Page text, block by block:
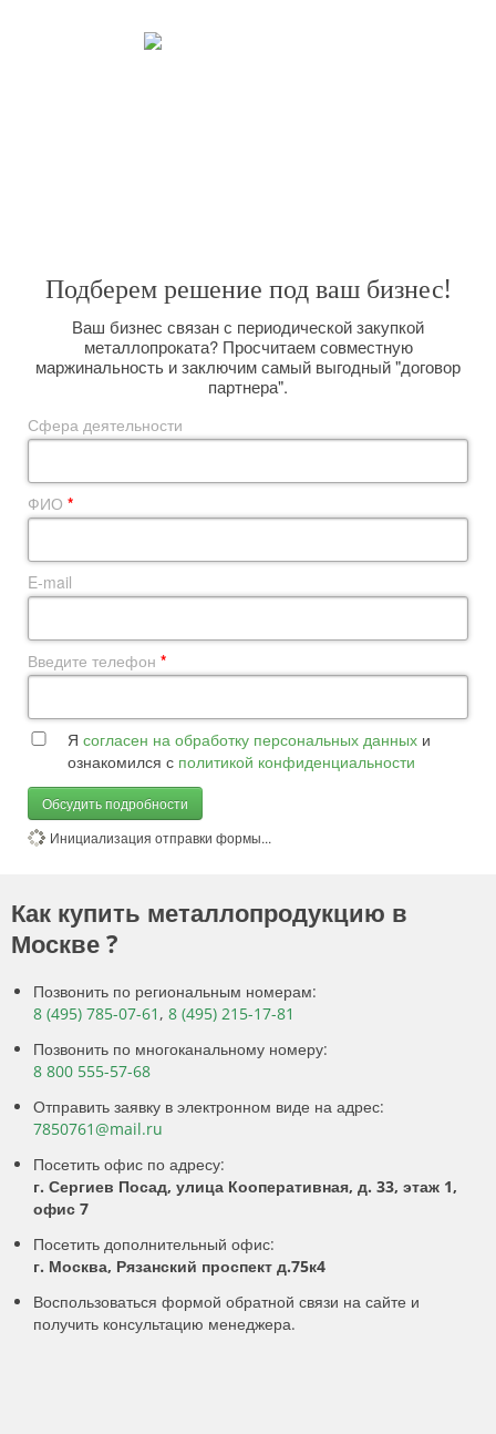
Подберем решение под ваш бизнес!
Ваш бизнес связан с периодической закупкой
металлопроката? Просчитаем совместную
маржинальность и заключим самый выгодный "договор
партнера".
Сфера деятельности
ФИО *
E-mail
Введите телефон *
Я согласен на обработку персональных данных и
ознакомился с политикой конфиденциальности
Обсудить подробности
Инициализация отправки формы...
Как купить металлопродукцию в
Москве ?
Позвонить по региональным номерам:
8 (495) 785-07-61 , 8 (495) 215-17-81
Позвонить по многоканальному номеру:
8 800 555-57-68
Отправить заявку в электронном виде на адрес:
7850761@mail.ru
Посетить офис по адресу:
г. Сергиев Посад, улица Кооперативная, д. 33, этаж 1,
офис 7
Посетить дополнительный офис:
г. Москва, Рязанский проспект д.75к4
Воспользоваться формой обратной связи на сайте и
получить консультацию менеджера.